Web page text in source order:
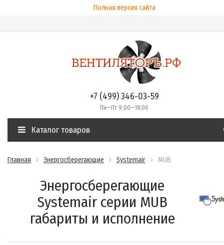
Полная версия сайта
+7 (499) 346-03-59
Пн—Пт 9:00—18:00
Каталог товаров
Главная Энергосберегающие Systemair MUB
Энергосберегающие
Systemair cерии MUB
габариты и исполнение